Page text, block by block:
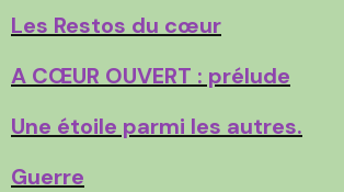
Les Restos du cœur
A CŒUR OUVERT : prélude
Une étoile parmi les autres.
Guerre